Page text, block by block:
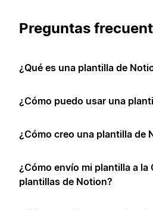
Preguntas
¿Qué es una plantilla de
¿Cómo puedo usar una
¿Cómo creo una plantilla de
¿Cómo envío mi plantilla a la
plantillas de Notion?